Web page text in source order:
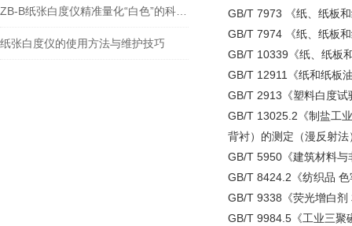
纸张白度仪的使用方法与维护技巧
GB/T 7973 《纸、纸板
GB/T 7974 《纸、纸板
GB/T 10339《纸、纸板
GB/T 12911《纸和纸板
GB/T 2913《塑料白度试
GB/T 13025.2《制盐工
背衬）的测定（漫反射法
GB/T 5950《建筑材料
GB/T 8424.2《纺织品
GB/T 9338《荧光增白
GB/T 9984.5《工业三聚